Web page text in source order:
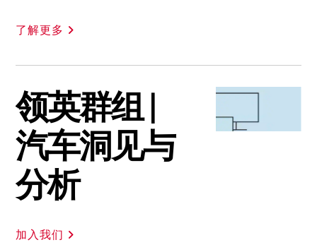
了解更多
领英群组 |
汽车洞见与
分析
加入我们